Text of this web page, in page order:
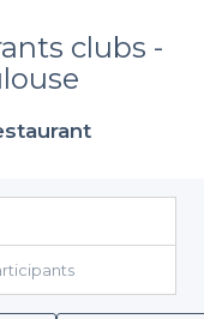
clubs -